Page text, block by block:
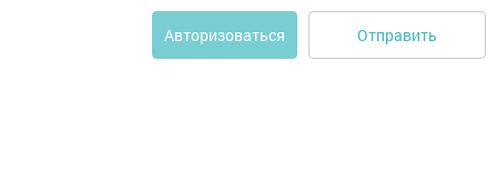
Авторизоваться Отправить